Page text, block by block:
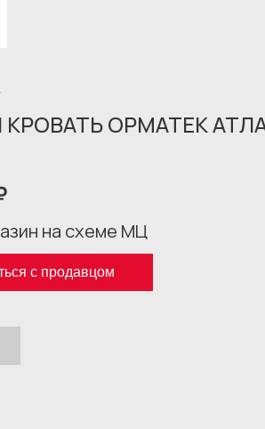
ОРМАТЕК
на схеме МЦ
с продавцом